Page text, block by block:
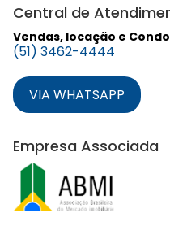
Central de
Vendas, locação e
(51) 3462-4444
VIA WHATSAPP
Empresa Associada